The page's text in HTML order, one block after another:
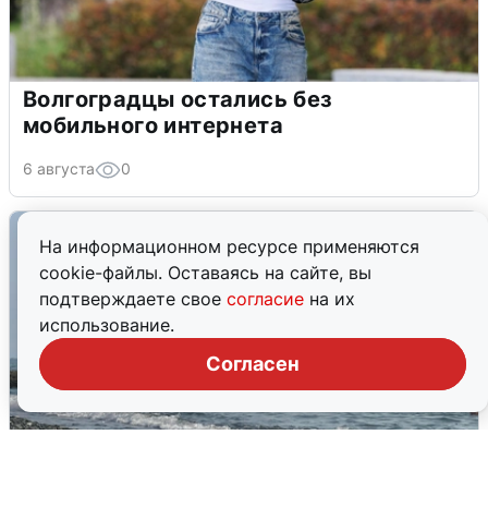
На информационном ресурсе применяются
cookie-файлы. Оставаясь на сайте, вы
подтверждаете свое согласие на их
использование.
Согласен
Волгоградцы остались без
мобильного интернета
6 августа 0